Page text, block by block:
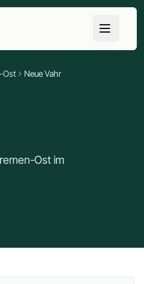
Ost Neue Vahr
Ost im